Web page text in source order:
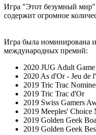
Игра "Этот безумный мир"
содержит огромное
Игра была номинирована и
международных премий:
2020 JUG Adult
2020 As d'Or - Jeu de
2019 Tric Trac
2019 Tric Trac d'Or
2019 Swiss Gamers
2019 Meeples' Choice
2019 Golden Geek
2019 Golden Geek